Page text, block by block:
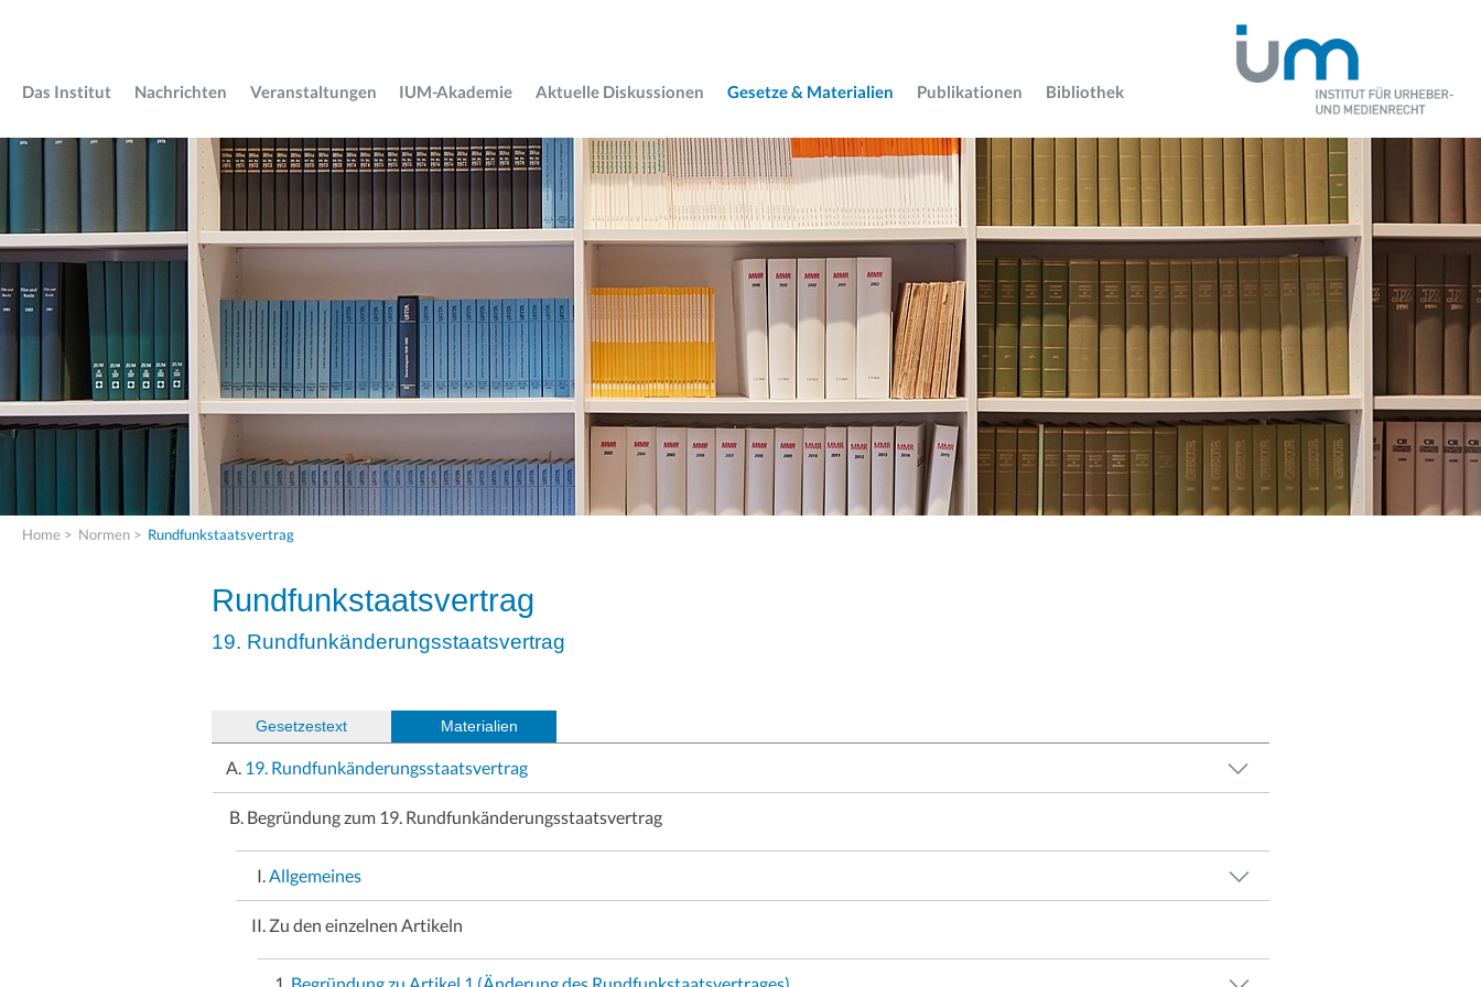
Das Institut Nachrichten Veranstaltungen IUM-Akademie Aktuelle Diskussionen Gesetze & Materialien Publikationen Bibliothek
Home > Normen > Rundfunkstaatsvertrag
Rundfunkstaatsvertrag
19. Rundfunkänderungsstaatsvertrag
Materialien
(Gesetzestext
19. Rundfunkänderungsstaatsvertrag
Begründung zum 19. Rundfunkänderungsstaatsvertrag
Allgemeines
Zu den einzelnen Artikeln